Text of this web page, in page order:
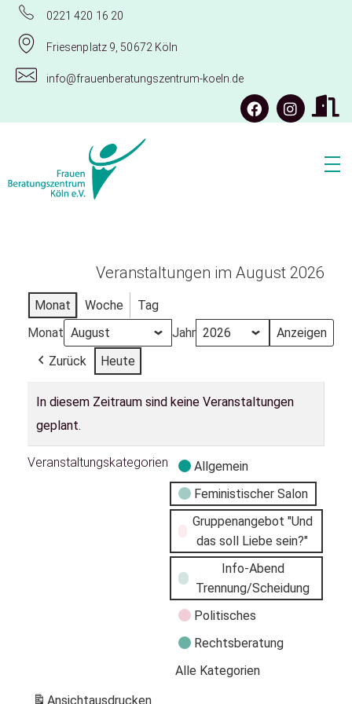
0221 420 16 20
Friesenplatz 9, 50672 Köln
info@frauenberatungszentrum-koeln.de
Veranstaltungen im August 2026
Monat Woche
Tag
Monat
Jahr
Zurück
Heute
In diesem Zeitraum sind keine Veranstaltungen
geplant.
Veranstaltungskategorien
Allgemein
Feministischer Salon
Gruppenangebot "Und
das soll Liebe sein?"
Info-Abend
Trennung/Scheidung
Politisches
Rechtsberatung
Alle Kategorien
Ansichtausdrucken